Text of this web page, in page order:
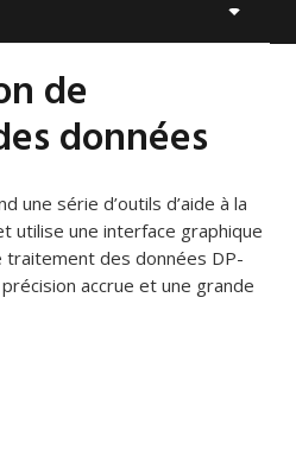
de
données
une série d’outils d’aide à la
utilise une interface graphique
traitement des données DP-
accrue et une grande